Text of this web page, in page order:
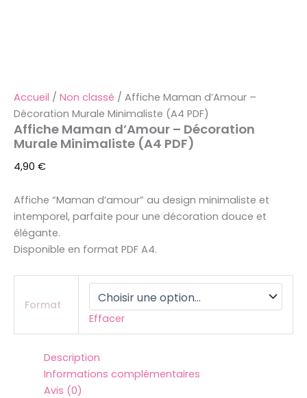
Accueil / Non classé / Affiche Maman d’Amour –
Décoration Murale Minimaliste (A4 PDF)
Affiche Maman d’Amour – Décoration
Murale Minimaliste (A4 PDF)
4,90 €
Affiche “Maman d’amour” au design minimaliste et
intemporel, parfaite pour une décoration douce et
élégante.
Disponible en format PDF A4.
Format
Effacer
Description
Informations complémentaires
Avis (0)